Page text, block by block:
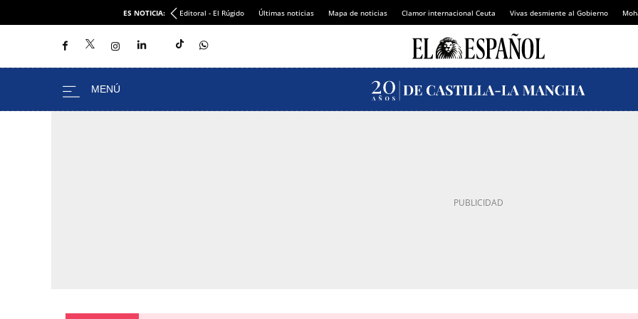
ES NOTICIA: Editoral - El Rúgido Últimas noticias Mapa de noticias Clamor internacional Ceuta Vivas desmiente al Gobierno